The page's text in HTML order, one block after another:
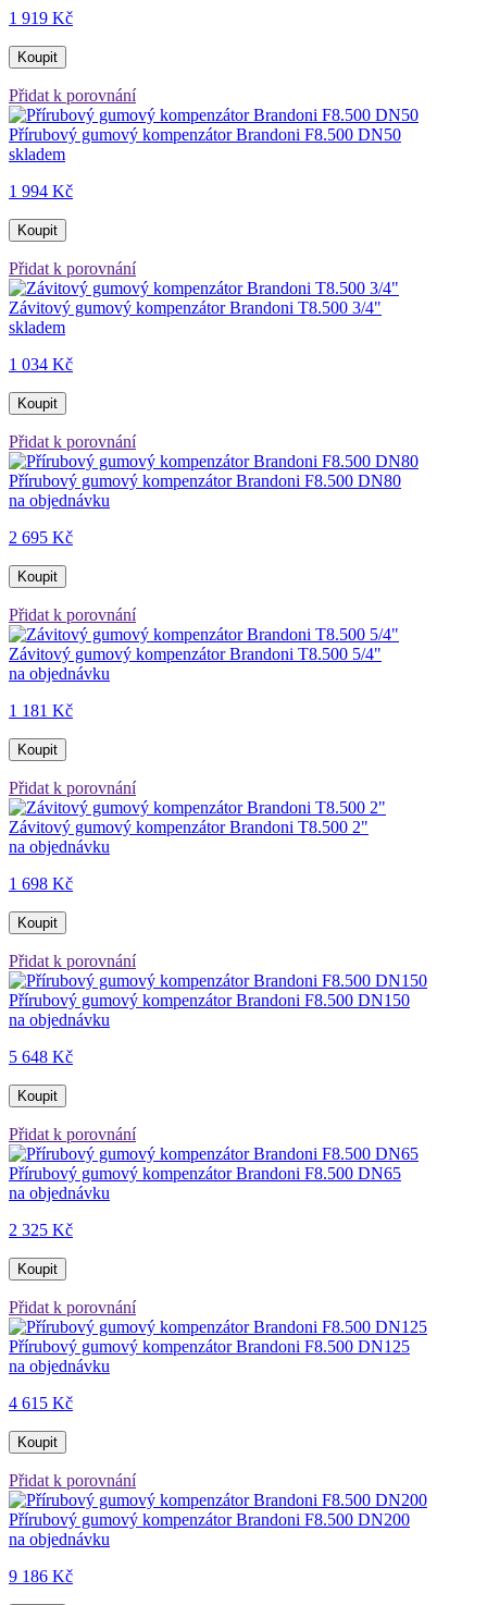
1 919 Kč
Koupit
Přidat k porovnání
Přírubový gumový kompenzátor Brandoni F8.500 DN50
skladem
1 994 Kč
Koupit
Přidat k porovnání
Závitový gumový kompenzátor Brandoni T8.500 3/4"
skladem
1 034 Kč
Koupit
Přidat k porovnání
Přírubový gumový kompenzátor Brandoni F8.500 DN80
na objednávku
2 695 Kč
Koupit
Přidat k porovnání
Závitový gumový kompenzátor Brandoni T8.500 5/4"
na objednávku
1 181 Kč
Koupit
Přidat k porovnání
Závitový gumový kompenzátor Brandoni T8.500 2"
na objednávku
1 698 Kč
Koupit
Přidat k porovnání
Přírubový gumový kompenzátor Brandoni F8.500 DN150
na objednávku
5 648 Kč
Koupit
Přidat k porovnání
Přírubový gumový kompenzátor Brandoni F8.500 DN65
na objednávku
2 325 Kč
Koupit
Přidat k porovnání
Přírubový gumový kompenzátor Brandoni F8.500 DN125
na objednávku
4 615 Kč
Koupit
Přidat k porovnání
Přírubový gumový kompenzátor Brandoni F8.500 DN200
na objednávku
9 186 Kč